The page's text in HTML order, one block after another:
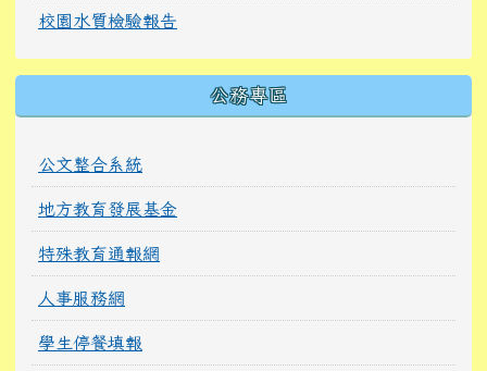
校園水質檢驗報告
公務專區
公文整合系統
地方教育發展基金
特殊教育通報網
人事服務網
學生停餐填報